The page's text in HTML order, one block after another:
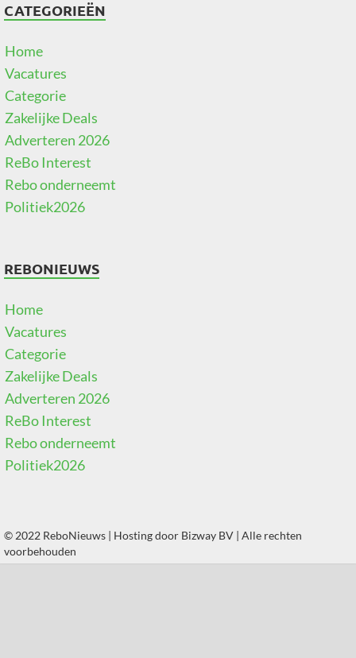
CATEGORIEËN
Home
Vacatures
Categorie
Zakelijke Deals
Adverteren 2026
ReBo Interest
Rebo onderneemt
Politiek2026
REBONIEUWS
Home
Vacatures
Categorie
Zakelijke Deals
Adverteren 2026
ReBo Interest
Rebo onderneemt
Politiek2026
© 2022 ReboNieuws | Hosting door Bizway BV | Alle rechten
voorbehouden